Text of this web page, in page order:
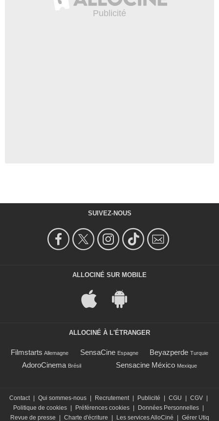
SUIVEZ-NOUS
ALLOCINÉ SUR MOBILE
ALLOCINÉ À L'ÉTRANGER
Filmstarts Allemagne SensaCine Espagne Beyazperde Turquie
AdoroCinema Brésil Sensacine México Mexique
Contact | Qui sommes-nous | Recrutement | Publicité | CGU | CGV |
Politique de cookies | Préférences cookies | Données Personnelles |
Revue de presse
| Charte d'écriture | Les services AlloCiné | Gérer Utiq